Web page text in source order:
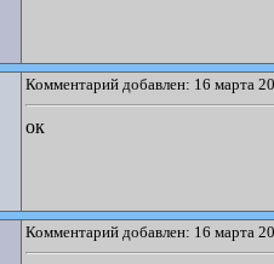
Комментарий добавлен: 16 марта
ок
Комментарий добавлен: 16 марта